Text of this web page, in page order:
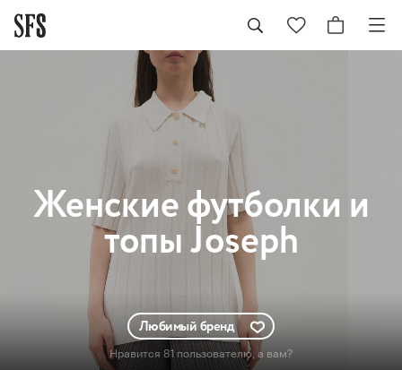
Женскиефутболки и
топы Joseph
Любимый бренд
Нравится 81 пользователю, а вам?